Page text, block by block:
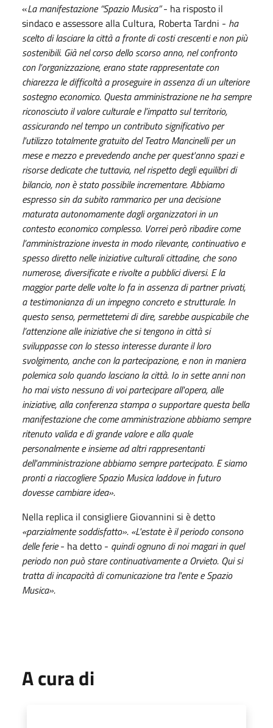
«La manifestazione “Spazio Musica”- ha risposto il
sindaco e assessore alla Cultura, Roberta Tardni - ha
scelto di lasciare la città a fronte di costi crescenti e non più
sostenibili. Già nel corso dello scorso anno, nel confronto
con l’organizzazione, erano state rappresentate con
chiarezza le difficoltà a proseguire in assenza di un ulteriore
sostegno economico. Questa amministrazione ne ha sempre
riconosciuto il valore culturale e l’impatto sul territorio,
assicurando nel tempo un contributo significativo per
l'utilizzo totalmente gratuito del Teatro Mancinelli per un
mese e mezzo e prevedendo anche per quest'anno spazi e
risorse dedicate che tuttavia, nel rispetto degli equilibri di
bilancio, non è stato possibile incrementare. Abbiamo
espresso sin da subito rammarico per una decisione
maturata autonomamente dagli organizzatori in un
contesto economico complesso. Vorrei però ribadire come
l’amministrazione investa in modo rilevante, continuativo e
spesso diretto nelle iniziative culturali cittadine, che sono
numerose, diversificate e rivolte a pubblici diversi. E la
maggior parte delle volte lo fa in assenza di partner privati,
a testimonianza di un impegno concreto e strutturale. In
questo senso, permettetemi di dire, sarebbe auspicabile che
l’attenzione alle iniziative che si tengono in città si
sviluppasse con lo stesso interesse durante il loro
svolgimento, anche con la partecipazione, e non in maniera
polemica solo quando lasciano la città. Io in sette anni non
ho mai visto nessuno di voi partecipare all'opera, alle
iniziative, alla conferenza stampa o supportare questa bella
manifestazione che come amministrazione abbiamo sempre
ritenuto valida e di grande valore e alla quale
personalmente e insieme ad altri rappresentanti
dell'amministrazione abbiamo sempre partecipato. E siamo
pronti a riaccogliere Spazio Musica laddove in futuro
dovesse cambiare idea».
Nella replica il consigliere Giovannini si è detto
«parzialmente soddisfatto». «L'estate è il periodo consono
delle ferie- ha detto - quindi ognuno di noi magari in quel
periodo non può stare continuativamente a Orvieto. Qui si
tratta di incapacità di comunicazione tra l'ente e Spazio
Musica».
A cura di